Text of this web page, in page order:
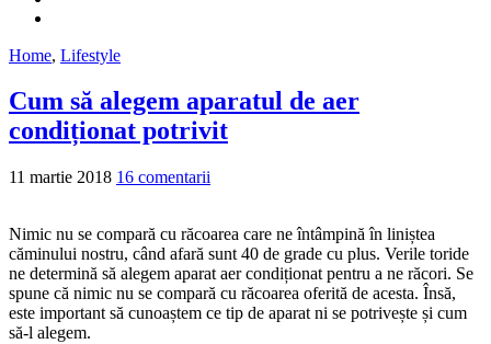
Home, Lifestyle
Cum să alegem aparatul de aer
condiționat potrivit
11 martie 2018 16 comentarii
Nimic nu se compară cu răcoarea care ne întâmpină în liniștea
căminului nostru, când afară sunt 40 de grade cu plus. Verile toride
ne determină să alegem aparat aer condiționat pentru a ne răcori. Se
spune că nimic nu se compară cu răcoarea oferită de acesta. Însă,
este important să cunoaștem ce tip de aparat ni se potrivește și cum
să-l alegem.